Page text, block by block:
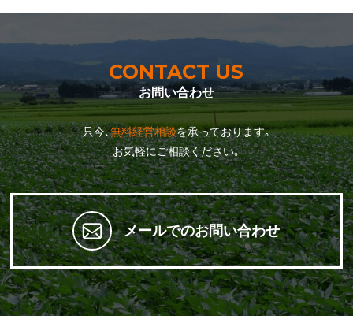
CONTACT US
お問い合わせ
只今､無料経営相談を承っております｡
お気軽にご相談ください｡
メールでのお問い合わせ